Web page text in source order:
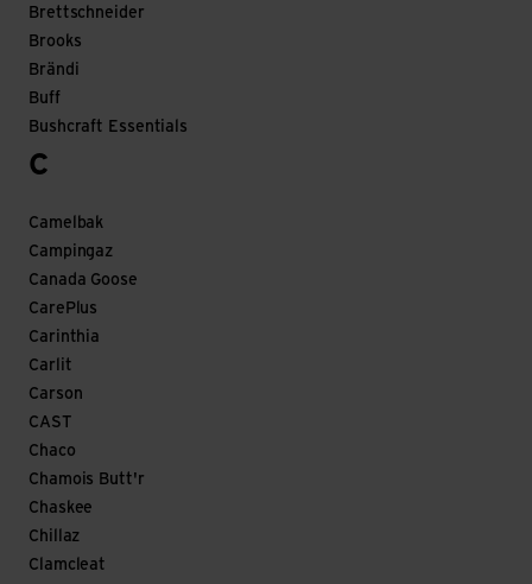
Brettschneider
Brooks
Brändi
Buff
Bushcraft Essentials
C
Camelbak
Campingaz
Canada Goose
CarePlus
Carinthia
Carlit
Carson
CAST
Chaco
Chamois Butt'r
Chaskee
Chillaz
Clamcleat